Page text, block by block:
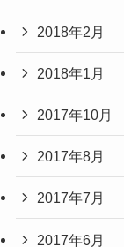
2018年2月
2018年1月
2017年10月
2017年8月
2017年7月
2017年6月